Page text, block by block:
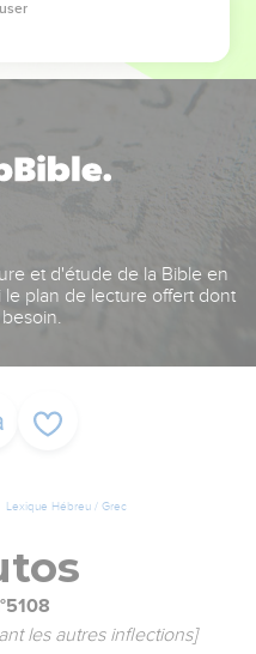
et d'étude de la Bible en
plan de lecture offert dont
Lexique Hébreu / Grec
les autres inflections]